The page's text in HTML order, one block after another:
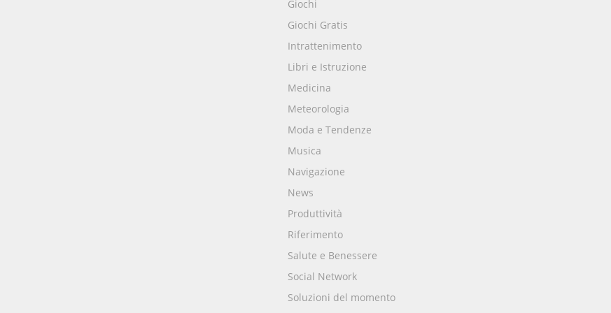
Giochi
Giochi Gratis
Intrattenimento
Libri e Istruzione
Medicina
Meteorologia
Moda e Tendenze
Musica
Navigazione
News
Produttività
Riferimento
Salute e Benessere
Social Network
Soluzioni del momento